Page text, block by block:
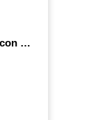
Restas sin llevadas con Scratch